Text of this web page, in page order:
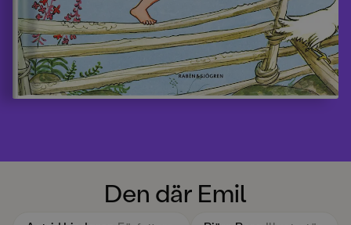
Den där Emil